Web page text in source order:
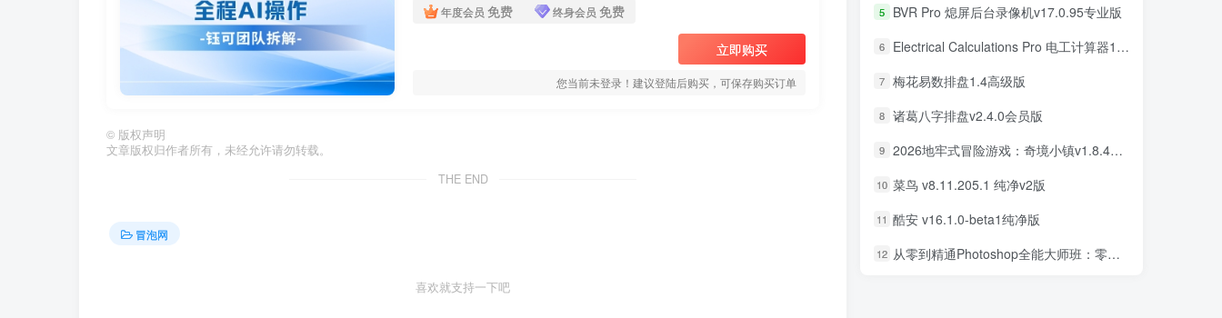
年度会员 免费 终身会员 免费
立即购买
您当前未登录！建议登陆后购买，可保存购买订单
© 版权声明
文章版权归作者所有，未经允许请勿转载。
THE END
冒泡网
喜欢就支持一下吧
5 BVR Pro 熄屏后台录像机v17.0.95专业版
6 Electrical Calculations Pro 电工计算器11.0.5专业版
7 梅花易数排盘1.4高级版
8 诸葛八字排盘v2.4.0会员版
9 2026地牢式冒险游戏：奇境小镇v1.8.411完美版
10 菜鸟 v8.11.205.1 纯净v2版
11 酷安 v16.1.0-beta1纯净版
12 从零到精通Photoshop全能大师班：零基础学PS，直通商业设计变现